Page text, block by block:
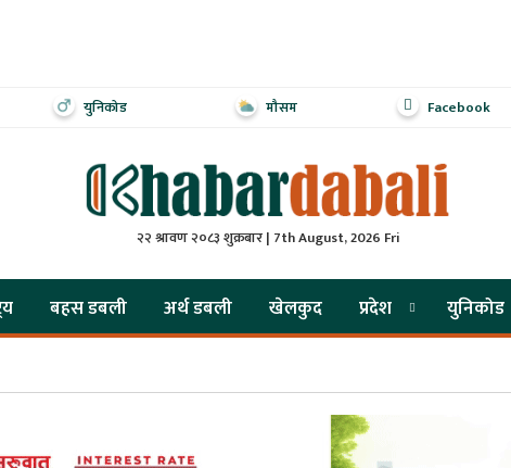
युनिकोड मौसम Facebook
२२ श्रावण २०८३ शुक्रबार | 7th August, 2026 Fri
बहस डबली अर्थ डबली खेलकुद प्रदेश युनिकोड